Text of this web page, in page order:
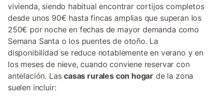
vivienda, siendo habitual encontrar cortijos completos
desde unos 90€ hasta fincas amplias que superan los
250€ por noche en fechas de mayor demanda como
Semana Santa o los puentes de otoño. La
disponibilidad se reduce notablemente en verano y en
los meses de nieve, cuando conviene reservar con
antelación. Lascasas rurales con hogar de la zona
suelen incluir: